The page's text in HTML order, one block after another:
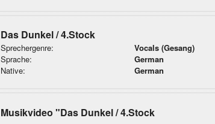
Das Dunkel / 4.Stock
Sprechergenre:
Vocals (Gesang)
Sprache:
German
Native:
German
Musikvideo "Das Dunkel / 4.Stock